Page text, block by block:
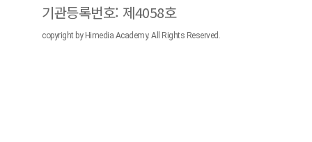
기관등록번호: 제4058호
copyright by Himedia Academy. All Rights Reserved.